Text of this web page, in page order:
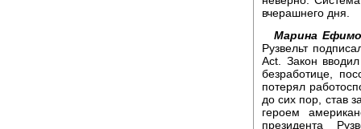
вчерашнего дня.
Марина
Рузвельт
Act. Закон
безработице,
потерял
до сих пор, став
героем
президента